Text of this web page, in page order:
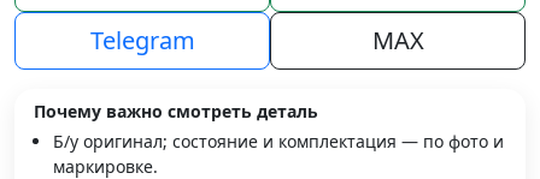
Telegram
MAX
Почему важно смотреть деталь
Б/у оригинал; состояние и комплектация — по фото и
маркировке.